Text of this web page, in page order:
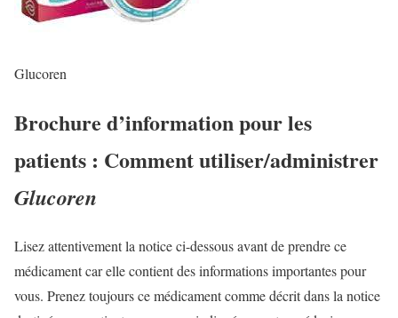
Glucoren
Brochure d’information pour les
patients : Comment utiliser/administrer
Glucoren
Lisez attentivement la notice ci-dessous avant de prendre ce
médicament car elle contient des informations importantes pour
vous. Prenez toujours ce médicament comme décrit dans la notice